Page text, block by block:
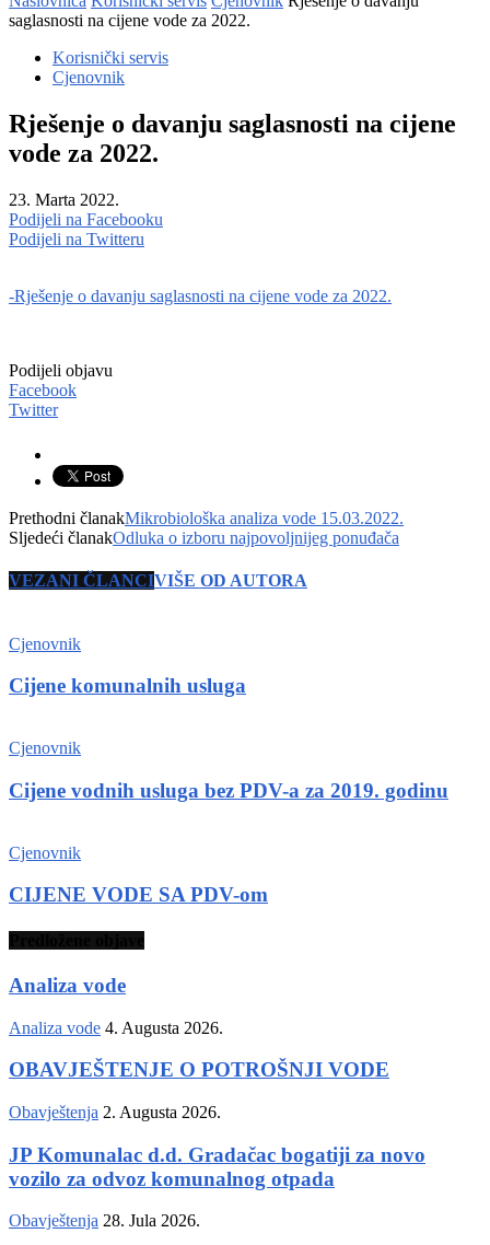
saglasnosti na cijene vode za 2022.
Korisnički servis
Cjenovnik
Rješenje o davanju saglasnosti na cijene
vode za 2022.
23. Marta 2022.
Podijeli na Facebooku
Podijeli na Twitteru
-Rješenje o davanju saglasnosti na cijene vode za 2022.
Podijeli objavu
Facebook
Twitter
Prethodni članakMikrobiološka analiza vode 15.03.2022.
Sljedeći članakOdluka o izboru najpovoljnijeg ponuđača
VEZANI ČLANCIVIŠE OD AUTORA
Cjenovnik
Cijene komunalnih usluga
Cjenovnik
Cijene vodnih usluga bez PDV-a za 2019. godinu
Cjenovnik
CIJENE VODE SA PDV-om
Analiza vode
Analiza vode 4. Augusta 2026.
OBAVJEŠTENJE O POTROŠNJI VODE
Obavještenja 2. Augusta 2026.
JP Komunalac d.d. Gradačac bogatiji za novo
vozilo za odvoz komunalnog otpada
Obavještenja 28. Jula 2026.